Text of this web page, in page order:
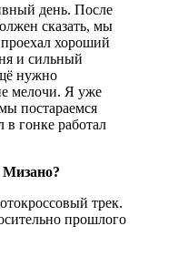
день. После
сказать, мы
хороший
и сильный
нужно
мелочи. Я уже
постараемся
в гонке работал
Мизано?
трек.
прошлого